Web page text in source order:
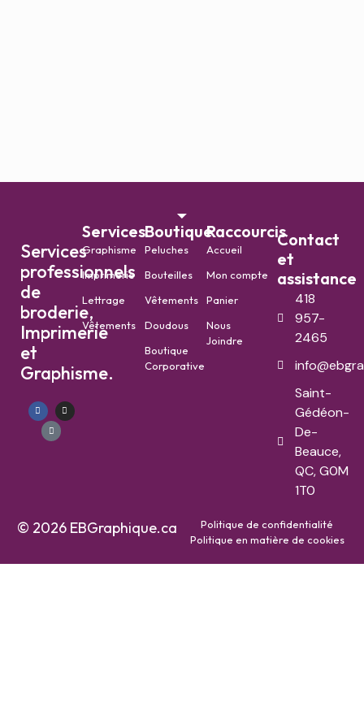
Services
professionnels
de
broderie,
Imprimerie
et
Graphisme.
Services
Graphisme
Imprimerie
Lettrage
Vêtements
Boutique
Peluches
Bouteilles
Vêtements
Doudous
Boutique
Corporative
Raccourcis
Accueil
Mon compte
Panier
Nous
Joindre
Contact
et
assistance
418
957-
2465
Saint-
Gédéon-
De-
Beauce,
QC, G0M
1T0
© 2026 EBGraphique.ca
Politique de confidentialité
Politique en matière de cookies